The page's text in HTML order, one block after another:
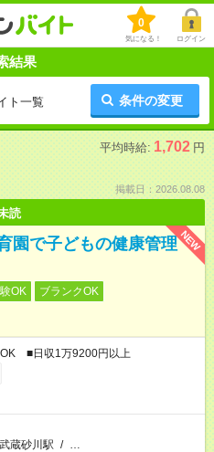
0
気になる！ ログイン
結果
ト一覧 条件の変更
平均時給: 1,702 円
掲載日：2026.08.08
読
NEW
園で子どもの健康管理
OK
ブランクOK
■日収1万9200円以上
武蔵砂川駅 / …